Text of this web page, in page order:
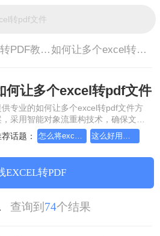
EXCEL转PDF教程> 如何让多个excel转pdf文件
何让多个excel转pdf文件
供专业的如何让多个excel转pdf文件方
，采用智能对象流重构技术，确保文档
高保真还原且排版不乱码。支持一键批
处理，全链路 SSL 加密保障隐私安全。
需安装，高效办公。
话题： 怎么将excel转换成pdf格式，分享一种简单的方法 这么好用的excel文档转pdf软件，我一定要分享
EXCEL转PDF
查询到 74个结果